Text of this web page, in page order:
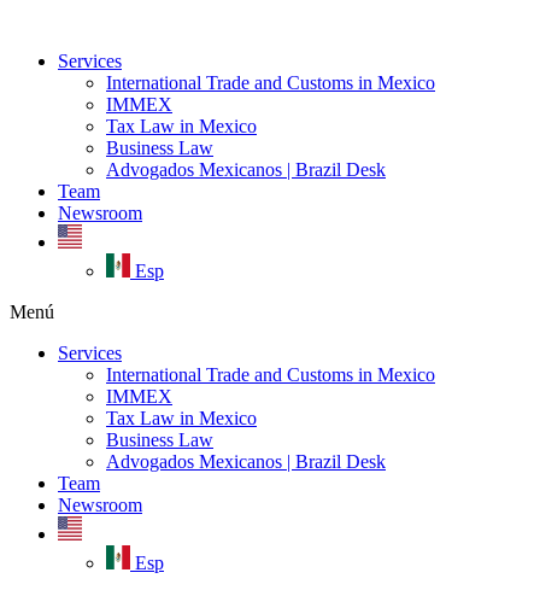
contenidoServices
International Trade and Customs in Mexico
IMMEX
Tax Law in Mexico
Business Law
Advogados Mexicanos | Brazil Desk
Team
Newsroom
Esp
Menú
Services
International Trade and Customs in Mexico
IMMEX
Tax Law in Mexico
Business Law
Advogados Mexicanos | Brazil Desk
Team
Newsroom
Esp